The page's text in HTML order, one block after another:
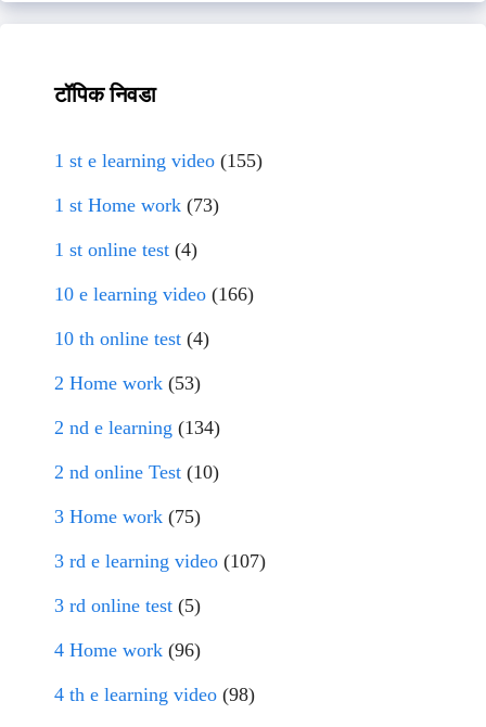
टॉपिक निवडा
1 st e learning video (155)
1 st Home work (73)
1 st online test (4)
10 e learning video (166)
10 th online test (4)
2 Home work (53)
2 nd e learning (134)
2 nd online Test (10)
3 Home work (75)
3 rd e learning video (107)
3 rd online test (5)
4 Home work (96)
4 th e learning video (98)